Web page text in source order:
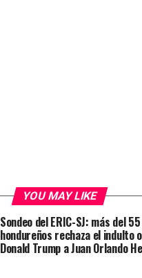
YOU MAY LIKE
Sondeo del ERIC-SJ: más del
hondureños rechaza el indulto
Donald Trump a Juan Orlando